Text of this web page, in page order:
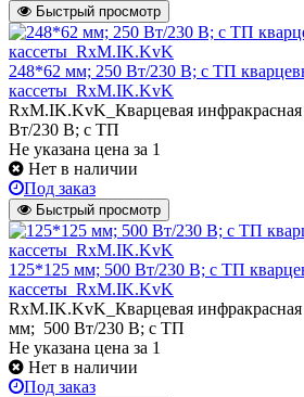
Быстрый просмотр
248*62 мм; 250 Вт/230 В; с ТП
кассеты_RxM.IK.KvK
RxM.IK.KvK_Кварцевая
Вт/230 В; с ТП
Не указана цена за 1
Нет в наличии
Под заказ
Быстрый просмотр
125*125 мм; 500 Вт/230 В; с ТП
кассеты_RxM.IK.KvK
RxM.IK.KvK_Кварцевая инфракрасная
мм; 500 Вт/230 В; с ТП
Не указана цена за 1
Нет в наличии
Под заказ